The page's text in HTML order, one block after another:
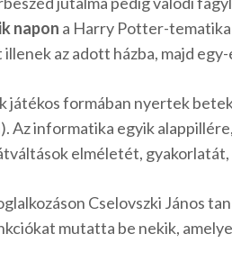
napon a Harry Potter-tematika
illenek az adott házba, majd
játékos formában nyertek
). Az informatika egyik
elméletét, gyakorlatát,
Cselovszki János
mutatta be nekik,